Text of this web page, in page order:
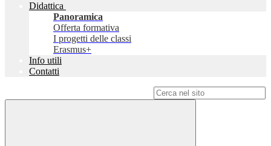
Didattica
Panoramica
Offerta formativa
I progetti delle classi
Erasmus+
Info utili
Contatti